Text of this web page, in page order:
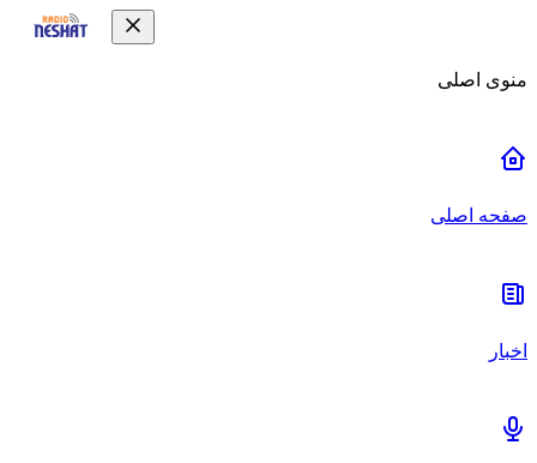
منوی اصلی
صفحه اصلی
اخبار